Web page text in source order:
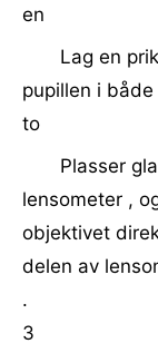
en
Lag en
pupillen i
to
Plasser
lensometer ,
objektivet
delen av
.
3